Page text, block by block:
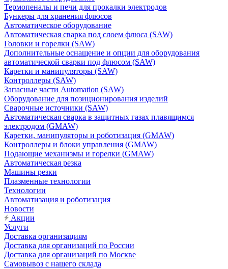
Термопеналы и печи для прокалки электродов
Бункеры для хранения флюсов
Автоматическое оборудование
Автоматическая сварка под слоем флюса (SAW)
Головки и горелки (SAW)
Дополнительные оснащение и опции для оборудования
автоматической сварки под флюсом (SAW)
Каретки и манипуляторы (SAW)
Контроллеры (SAW)
Запасные части Automation (SAW)
Оборудование для позиционирования изделий
Сварочные источники (SAW)
Автоматическая сварка в защитных газах плавящимся
электродом (GMAW)
Каретки, манипуляторы и роботизация (GMAW)
Контроллеры и блоки управления (GMAW)
Подающие механизмы и горелки (GMAW)
Автоматическая резка
Машины резки
Плазменные технологии
Технологии
Автоматизация и роботизация
Новости
Акции
Услуги
Доставка организациям
Доставка для организаций по России
Доставка для организаций по Москве
Самовывоз с нашего склада